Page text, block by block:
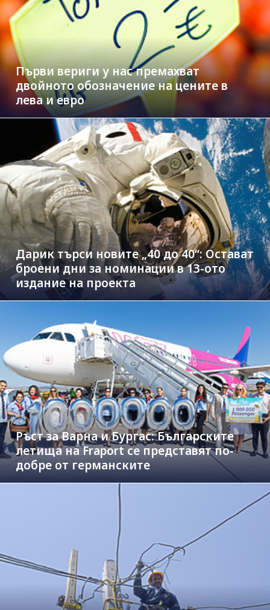
Първи вериги у нас премахват
двойното обозначение на цените в
лева и евро
Дарик търси новите „40 до 40“: Остават
броени дни за номинации в 13-ото
издание на проекта
Ръст за Варна и Бургас: Българските
летища на Fraport се представят по-
добре от германските